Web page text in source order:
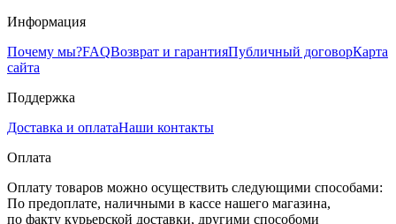
Информация
Почему мы?FAQВозврат и гарантияПубличный договорКарта
сайта
Поддержка
Доставка и оплатаНаши контакты
Оплата
Оплату товаров можно осуществить следующими способами:
По предоплате, наличными в кассе нашего магазина,
по факту курьерской доставки, другими способоми